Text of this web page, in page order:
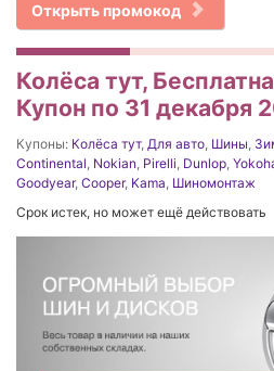
Открыть промокод
Колёса тут,
Купон по 31 декабря
Купоны: Колёса тут, Для авто, Шины,
Continental, Nokian, Pirelli, Dunlop,
Goodyear, Cooper, Kama, Шиномонтаж
Срок истек, но может ещё действовать